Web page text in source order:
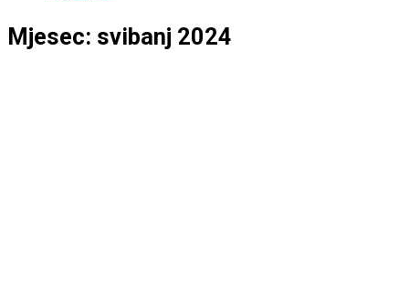
Mjesec: svibanj 2024